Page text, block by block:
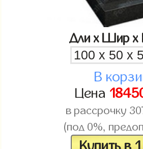
Дли x Шир
В
Цена
в рассрочку
(под 0%,